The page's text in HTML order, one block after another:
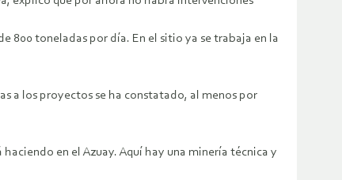
800 toneladas por día. En el sitio ya se trabaja en la
a los proyectos se ha constatado, al menos por
en el Azuay. Aquí hay una minería técnica y